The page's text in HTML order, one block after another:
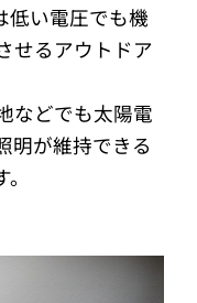
低い電圧でも機
せるアウトドア
などでも太陽電
明が維持できる